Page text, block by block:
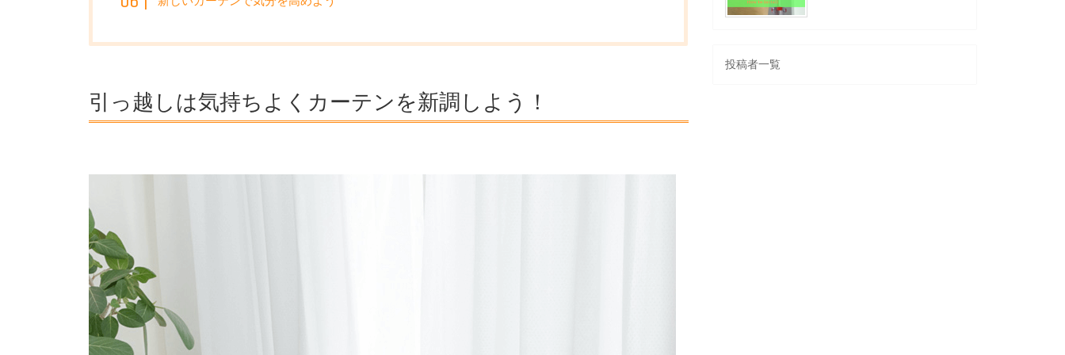
引っ越しは気持ちよくカーテンを新調しよう！
投稿者一覧